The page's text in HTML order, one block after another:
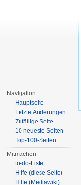
Navigation
Hauptseite
Letzte Änderungen
Zufällige Seite
10 neueste Seiten
Top-100-Seiten
Mitmachen
to-do-Liste
Hilfe (diese Seite)
Hilfe (Mediawiki)